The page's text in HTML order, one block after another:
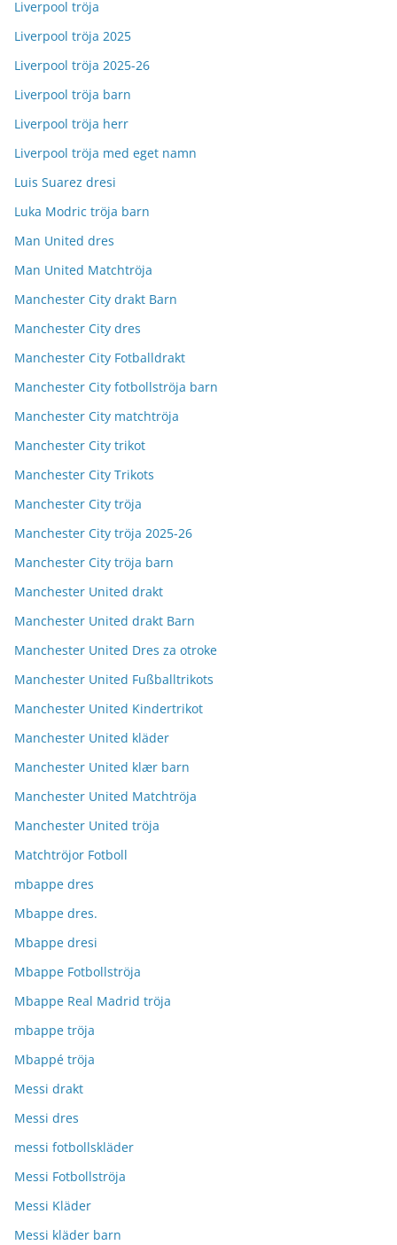
Liverpool tröja
Liverpool tröja 2025
Liverpool tröja 2025-26
Liverpool tröja barn
Liverpool tröja herr
Liverpool tröja med eget namn
Luis Suarez dresi
Luka Modric tröja barn
Man United dres
Man United Matchtröja
Manchester City drakt Barn
Manchester City dres
Manchester City Fotballdrakt
Manchester City fotbollströja barn
Manchester City matchtröja
Manchester City trikot
Manchester City Trikots
Manchester City tröja
Manchester City tröja 2025-26
Manchester City tröja barn
Manchester United drakt
Manchester United drakt Barn
Manchester United Dres za otroke
Manchester United Fußballtrikots
Manchester United Kindertrikot
Manchester United kläder
Manchester United klær barn
Manchester United Matchtröja
Manchester United tröja
Matchtröjor Fotboll
mbappe dres
Mbappe dres.
Mbappe dresi
Mbappe Fotbollströja
Mbappe Real Madrid tröja
mbappe tröja
Mbappé tröja
Messi drakt
Messi dres
messi fotbollskläder
Messi Fotbollströja
Messi Kläder
Messi kläder barn